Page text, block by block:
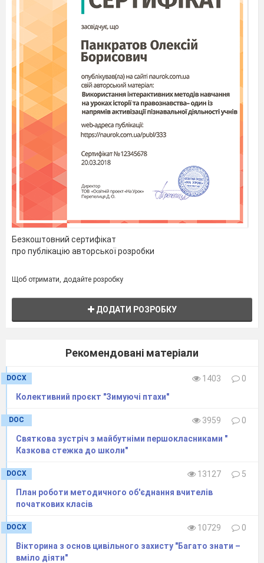
Добрий день вам, діти!
Добрий день!
Добрий день вам, киці!
Няв, няв, няв!
Добрий день вам, мишки!
Пі, пі, пі!
Добрий день вам …
(Можна придумувати різні варіанти
Встаньте, дітки, всі рівненько,
Посміхніться всі гарненько.
Посміхніться всі до мене,
Посміхніться і до себе.
Привітайтесь: Добрий день!
Хай гарно розпочнеться новий день!
Безкоштовний сертифікат
про публікацію авторської розробки
Щоб отримати, додайте розробку
ДОДАТИ РОЗРОБКУ
Рекомендовані матеріали
DOCX 1403
0
Колективний проєкт "Зимуючі птахи"
DOC 3959
0
Святкова зустріч з майбутніми першокласниками "
Казкова стежка до школи"
DOCX 13127
5
План роботи методичного об'єднання вчителів
початкових класів
DOCX 10729
0
Вікторина з основ цивільного захисту "Багато знати –
вміло діяти"